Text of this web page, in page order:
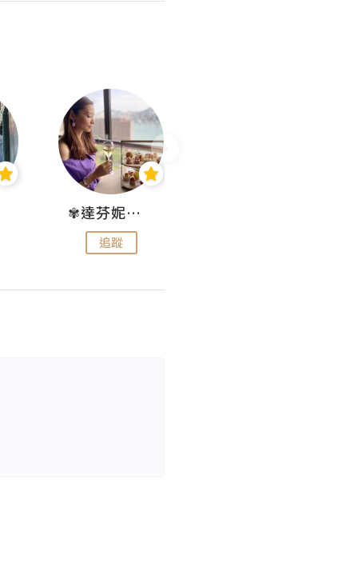
✾達芬妮•愛孩子•愛生活✾
追蹤